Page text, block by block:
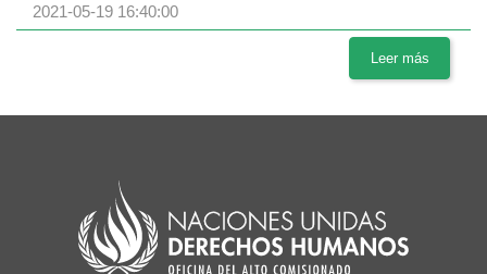
2021-05-19 16:40:00
Leer más